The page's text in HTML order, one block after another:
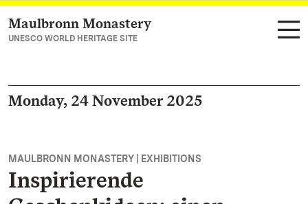
Navigate to main page
Maulbronn Monastery
UNESCO WORLD HERITAGE SITE
Monday, 24 November 2025
MAULBRONN MONASTERY | EXHIBITIONS
Inspirierende